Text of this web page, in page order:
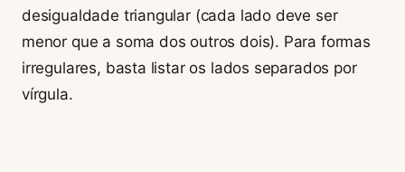
desigualdade triangular (cada lado deve ser
menor que a soma dos outros dois). Para formas
irregulares, basta listar os lados separados por
vírgula.